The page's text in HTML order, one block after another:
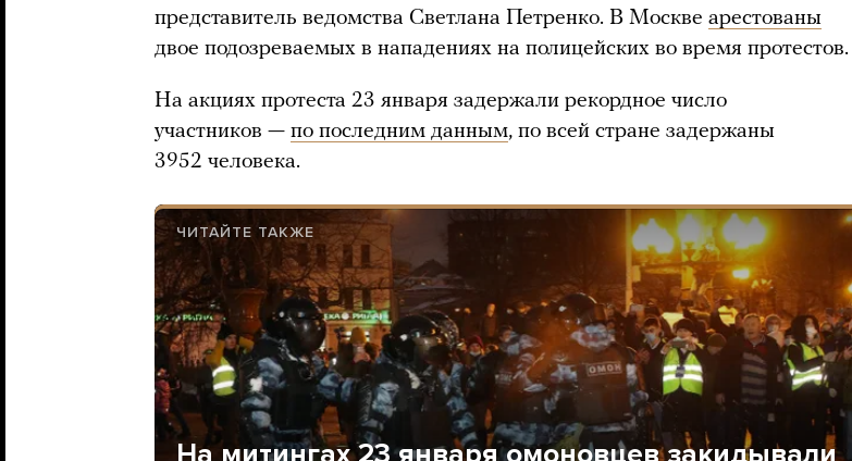
представитель ведомства Светлана Петренко. В Москве арестованы
двое подозреваемых в нападениях на полицейских во время протестов.
На акциях протеста 23 января задержали рекордное число
участников — по последним данным, по всей стране задержаны
3952 человека.
ЧИТАЙТЕ ТАКЖЕ
На митингах 23 января омоновцев закидывали